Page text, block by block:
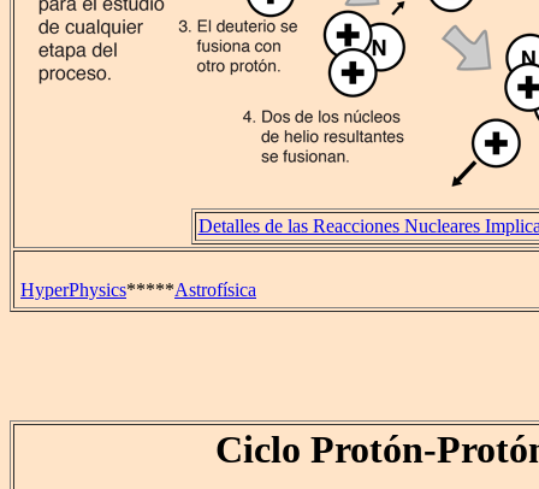
Detalles de las Reacciones Nucleares
HyperPhysics*****Astrofísica
Ciclo Protón-